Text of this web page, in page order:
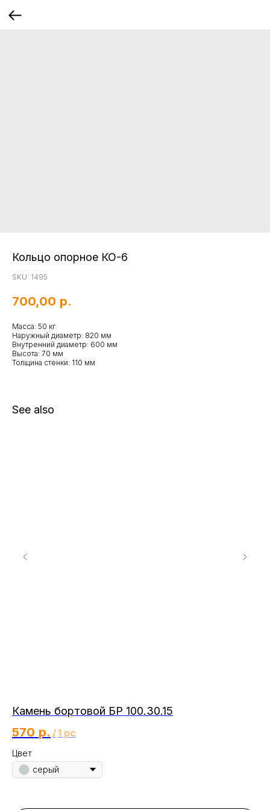
Кольцо опорное КО-6
SKU: 1495
700,00 р.
Масса: 50 кг
Наружный диаметр: 820 мм
Внутренний диаметр: 600 мм
Высота: 70 мм
Толщина стенки: 110 мм
See also
Камень бортовой БР 100.30.15
570 р. /1 pc
Цвет
серый